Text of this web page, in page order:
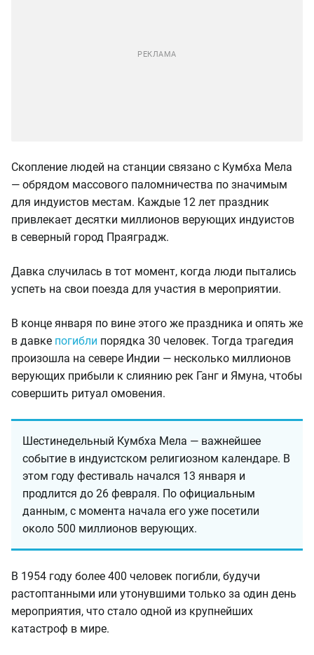
Скопление людей на станции связано с Кумбха Мела
— обрядом массового паломничества по значимым
для индуистов местам. Каждые 12 лет праздник
привлекает десятки миллионов верующих индуистов
в северный город Праяградж.
Давка случилась в тот момент, когда люди пытались
успеть на свои поезда для участия в мероприятии.
В конце января по вине этого же праздника и опять же
в давке погибли порядка 30 человек. Тогда трагедия
произошла на севере Индии — несколько миллионов
верующих прибыли к слиянию рек Ганг и Ямуна, чтобы
совершить ритуал омовения.
Шестинедельный Кумбха Мела — важнейшее
событие в индуистском религиозном календаре. В
этом году фестиваль начался 13 января и
продлится до 26 февраля. По официальным
данным, с момента начала его уже посетили
около 500 миллионов верующих.
В 1954 году более 400 человек погибли, будучи
растоптанными или утонувшими только за один день
мероприятия, что стало одной из крупнейших
катастроф в мире.